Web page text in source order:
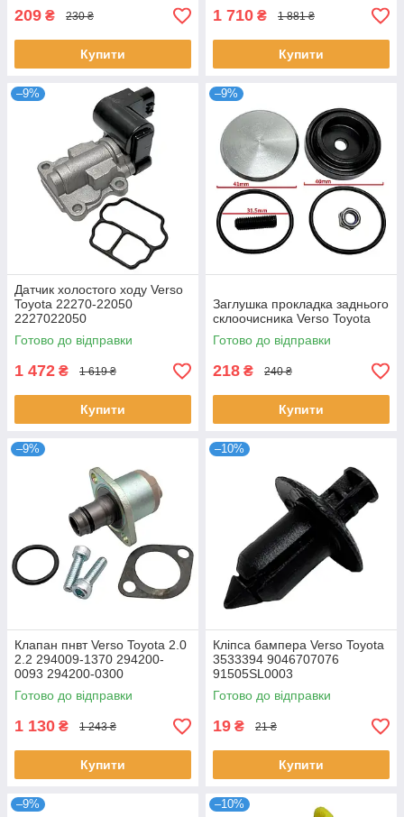
209 ₴ 230 ₴
Купити
1 710 ₴ 1 881 ₴
Купити
–9%
Датчик холостого ходу Verso
Toyota 22270-22050
2227022050
Готово до відправки
1 472 ₴ 1 619 ₴
Купити
–9%
Заглушка прокладка заднього
склоочисника Verso Toyota
Готово до відправки
218 ₴ 240 ₴
Купити
–9%
Клапан пнвт Verso Toyota 2.0
2.2 294009-1370 294200-
0093 294200-0300
Готово до відправки
1 130 ₴ 1 243 ₴
Купити
–10%
Кліпса бампера Verso Toyota
3533394 9046707076
91505SL0003
Готово до відправки
19 ₴ 21 ₴
Купити
–9% –10%